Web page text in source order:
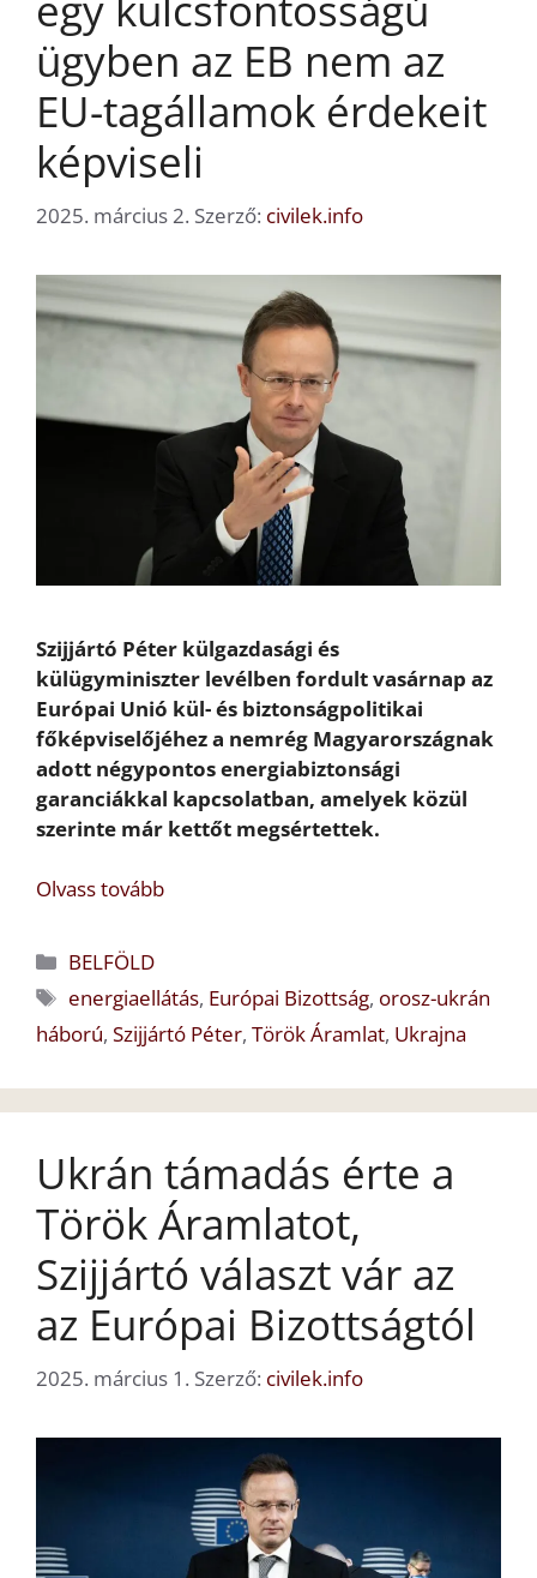
ügyben az EB nem az
EU-tagállamok érdekeit
képviseli
2025. március 2. Szerző: civilek.info
Szijjártó Péter külgazdasági és
külügyminiszter levélben fordult vasárnap az
Európai Unió kül- és biztonságpolitikai
főképviselőjéhez a nemrég Magyarországnak
adott négypontos energiabiztonsági
garanciákkal kapcsolatban, amelyek közül
szerinte már kettőt megsértettek.
Olvass tovább
Kategória
BELFÖLD
Címkék
energiaellátás, Európai Bizottság, orosz-ukrán
háború, Szijjártó Péter, Török Áramlat, Ukrajna
Ukrán támadás érte a
Török Áramlatot,
Szijjártó választ vár az
az Európai Bizottságtól
2025. március 1. Szerző: civilek.info